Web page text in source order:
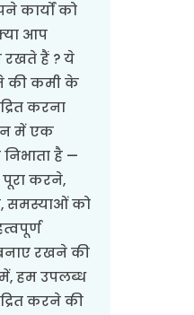
कार्यों को
आप
रखते हैं ? ये
की कमी के
करना
में एक
है —
पूरा करने,
समस्याओं को
रखने की
हम उपलब्ध
करने की